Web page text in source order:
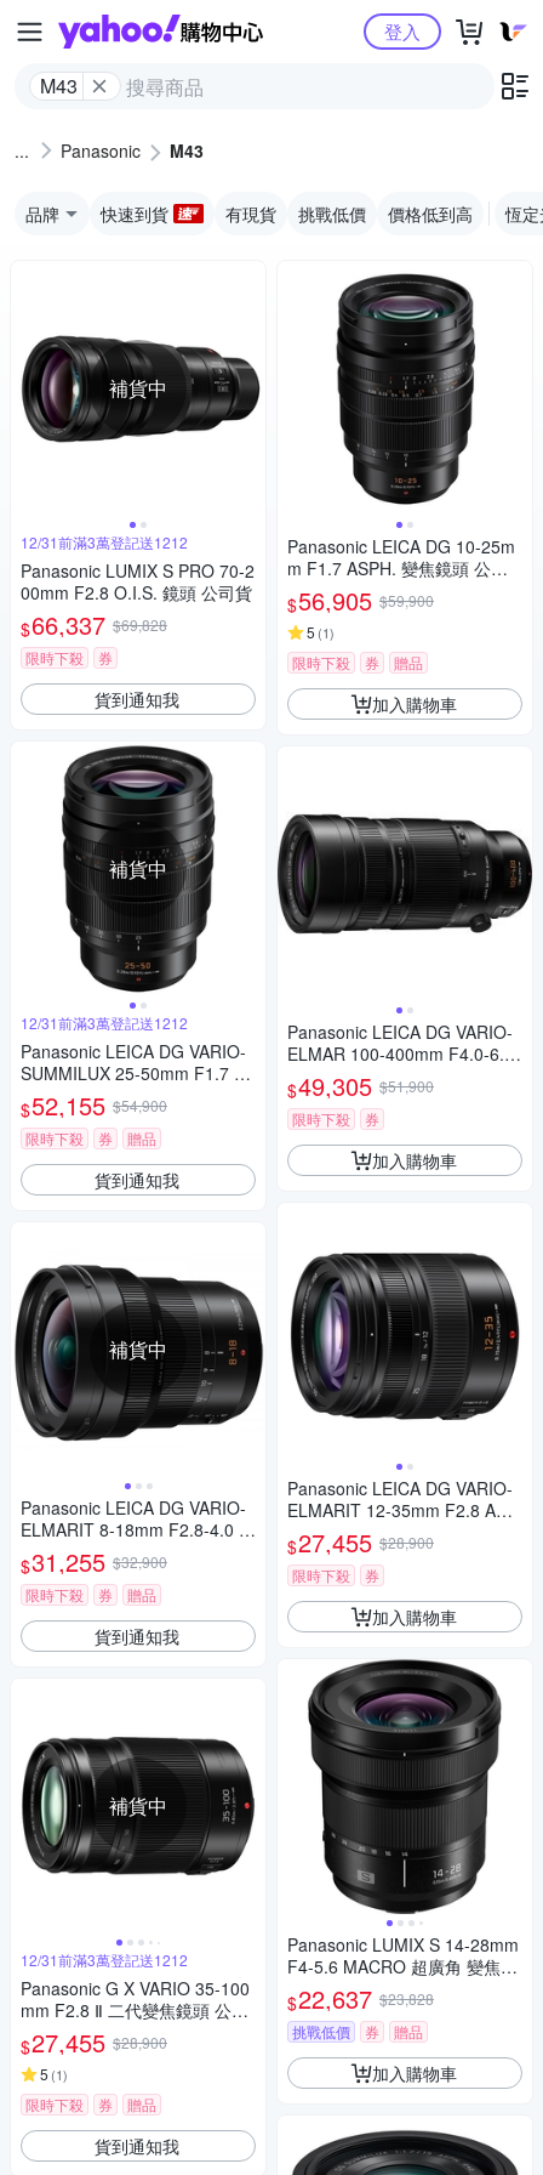
Yahoo購物中心
M43
登入
Panasonic M43
品牌 快速到貨 有現貨 挑戰低價 價格低到高 恆
補貨中
12/31前滿3萬登記送1212
Panasonic LUMIX S PRO 70-2
00mm F2.8 O.I.S. 鏡頭 公司貨
$66,337 $69,828
限時下殺
券
貨到通知我
補貨中
12/31前滿3萬登記送1212
Panasonic LEICA DG VARIO-
SUMMILUX 25-50mm F1.7 AS
PH. 望遠變焦鏡頭 公司貨
$52,155 $54,900
限時下殺
券 贈品
貨到通知我
補貨中
Panasonic LEICA DG VARIO-
ELMARIT 8-18mm F2.8-4.0 A
SPH. 廣角變焦鏡頭 公司貨
$31,255 $32,900
限時下殺
券 贈品
貨到通知我
補貨中
12/31前滿3萬登記送1212
Panasonic G X VARIO 35-100
mm F2.8 Ⅱ 二代變焦鏡頭 公司
貨
$27,455 $28,900
5 (1)
限時下殺 券 贈品
貨到通知我
Panasonic LEICA DG 10-25m
m F1.7 ASPH. 變焦鏡頭 公司
貨
$56,905 $59,900
5 (1)
限時下殺 券 贈品
加入購物車
Panasonic LEICA DG VARIO-
ELMAR 100-400mm F4.0-6.3
II ASPH.POWER O.I.S. 超長焦
變焦鏡頭 公司貨 H-RSA10040
0G
$49,305 $51,900
限時下殺
券
加入購物車
Panasonic LEICA DG VARIO-
ELMARIT 12-35mm F2.8 ASP
H.POWER O.I.S. 變焦鏡頭 公
司貨 H-ES12035
$27,455 $28,900
限時下殺
券
加入購物車
Panasonic LUMIX S 14-28mm
F4-5.6 MACRO 超廣角 變焦鏡
頭 公司貨 S-R1428
$22,637 $23,828
挑戰低價
券 贈品
加入購物車